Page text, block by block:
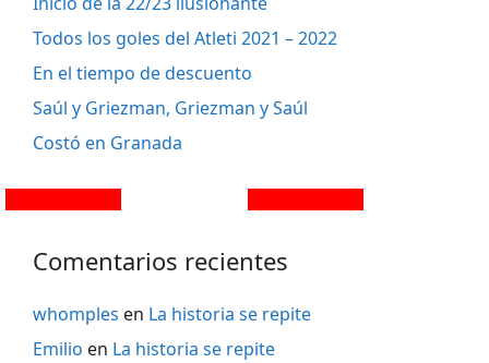
Todos los goles del Atleti 2021 – 2022
En el tiempo de descuento
Saúl y Griezman, Griezman y Saúl
Costó en Granada
Comentarios recientes
whomples en La historia se repite
Emilio en La historia se repite